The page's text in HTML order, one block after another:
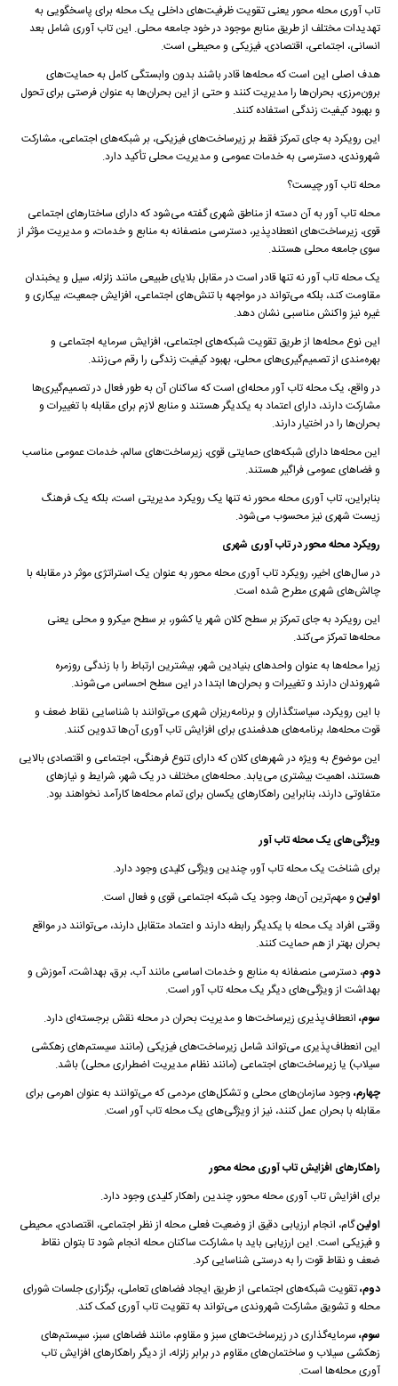
تاب آوری محله محور یعنی تقویت ظرفیت‌های داخلی یک محله برای پاسخگویی به
تهدیدات مختلف از طریق منابع موجود در خود جامعه محلی. این تاب آوری شامل بعد
انسانی، اجتماعی، اقتصادی، فیزیکی و محیطی است.
هدف اصلی این است که محله‌ها قادر باشند بدون وابستگی کامل به حمایت‌های
برون‌مرزی، بحران‌ها را مدیریت کنند و حتی از این بحران‌ها به عنوان فرصتی برای تحول
و بهبود کیفیت زندگی استفاده کنند.
این رویکرد به جای تمرکز فقط بر زیرساخت‌های فیزیکی، بر شبکه‌های اجتماعی، مشارکت
شهروندی، دسترسی به خدمات عمومی و مدیریت محلی تأکید دارد.
محله تاب آور چیست؟
محله تاب آور به آن دسته از مناطق شهری گفته می‌شود که دارای ساختارهای اجتماعی
قوی، زیرساخت‌های انعطادپذیر، دسترسی منصفانه به منابع و خدمات، و مدیریت مؤثر از
سوی جامعه محلی هستند.
یک محله تاب آور نه تنها قادر است در مقابل بلایای طبیعی مانند زلزله، سیل و یخبندان
مقاومت کند، بلکه می‌تواند در مواجهه با تنش‌های اجتماعی، افزایش جمعیت، بیکاری و
غیره نیز واکنش مناسبی نشان دهد.
این نوع محله‌ها از طریق تقویت شبکه‌های اجتماعی، افزایش سرمایه اجتماعی و
بهره‌مندی از تصمیم‌گیری‌های محلی، بهبود کیفیت زندگی را رقم می‌زنند.
در واقع، یک محله تاب آور محله‌ای است که ساکنان آن به طور فعال در تصمیم‌گیری‌ها
مشارکت دارند، دارای اعتماد به یکدیگر هستند و منابع لازم برای مقابله با تغییرات و
بحران‌ها را در اختیار دارند.
این محله‌ها دارای شبکه‌های حمایتی قوی، زیرساخت‌های سالم، خدمات عمومی مناسب
و فضاهای عمومی فراگیر هستند.
بنابراین، تاب آوری محله محور نه تنها یک رویکرد مدیریتی است، بلکه یک فرهنگ
زیست شهری نیز محسوب می‌شود.
رویکرد محله محور در تاب آوری شهری
در سال‌های اخیر، رویکرد تاب آوری محله محور به عنوان یک استراتژی موثر در مقابله با
چالش‌های شهری مطرح شده است.
این رویکرد به جای تمرکز بر سطح کلان شهر یا کشور، بر سطح میکرو و محلی یعنی
محله‌ها تمرکز می‌کند.
زیرا محله‌ها به عنوان واحد‌های بنیادین شهر، بیشترین ارتباط را با زندگی روزمره
شهروندان دارند و تغییرات و بحران‌ها ابتدا در این سطح احساس می‌شوند.
با این رویکرد، سیاستگذاران و برنامه‌ریزان شهری می‌توانند با شناسایی نقاط ضعف و
قوت محله‌ها، برنامه‌های هدفمندی برای افزایش تاب آوری آن‌ها تدوین کنند.
این موضوع به ویژه در شهرهای کلان که دارای تنوع فرهنگی، اجتماعی و اقتصادی بالایی
هستند، اهمیت بیشتری می‌یابد. محله‌های مختلف در یک شهر، شرایط و نیازهای
متفاوتی دارند، بنابراین راهکارهای یکسان برای تمام محله‌ها کارآمد نخواهند بود.
ویژگی‌های یک محله تاب آور
برای شناخت یک محله تاب آور، چندین ویژگی کلیدی وجود دارد.
اولینو مهم‌ترین آن‌ها، وجود یک شبکه اجتماعی قوی و فعال است.
وقتی افراد یک محله با یکدیگر رابطه دارند و اعتماد متقابل دارند، می‌توانند در مواقع
بحران بهتر از هم حمایت کنند.
دوم، دسترسی منصفانه به منابع و خدمات اساسی مانند آب، برق، بهداشت، آموزش و
بهداشت از ویژگی‌های دیگر یک محله تاب آور است.
سوم، انعطاف‌پذیری زیرساخت‌ها و مدیریت بحران در محله نقش برجسته‌ای دارد.
این انعطاف‌پذیری می‌تواند شامل زیرساخت‌های فیزیکی (مانند سیستم‌های زهکشی
سیلاب) یا زیرساخت‌های اجتماعی (مانند نظام مدیریت اضطراری محلی) باشد.
چهارم، وجود سازمان‌های محلی و تشکل‌های مردمی که می‌توانند به عنوان اهرمی برای
مقابله با بحران عمل کنند، نیز از ویژگی‌های یک محله تاب آور است.
راهکارهای افزایش تاب آوری محله محور
برای افزایش تاب آوری محله محور، چندین راهکار کلیدی وجود دارد.
اولینگام، انجام ارزیابی دقیق از وضعیت فعلی محله از نظر اجتماعی، اقتصادی، محیطی
و فیزیکی است. این ارزیابی باید با مشارکت ساکنان محله انجام شود تا بتوان نقاط
ضعف و نقاط قوت را به درستی شناسایی کرد.
دوم،تقویت شبکه‌های اجتماعی از طریق ایجاد فضاهای تعاملی، برگزاری جلسات شورای
محله و تشویق مشارکت شهروندی می‌تواند به تقویت تاب آوری کمک کند.
سوم، سرمایه‌گذاری در زیرساخت‌های سبز و مقاوم، مانند فضاهای سبز، سیستم‌های
زهکشی سیلاب و ساختمان‌های مقاوم در برابر زلزله، از دیگر راهکارهای افزایش تاب
آوری محله‌ها است.